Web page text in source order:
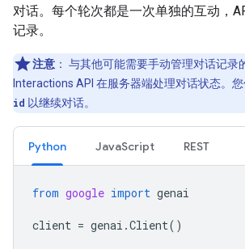
对话。每个轮次都是一次单独的互动，
记录。
注意 ： 与其他可能需要手动管理对话记录
Interactions API 在服务器端处理对话状态。
id 以继续对话。
Python JavaScript REST
from google import genai
client = genai .Client()